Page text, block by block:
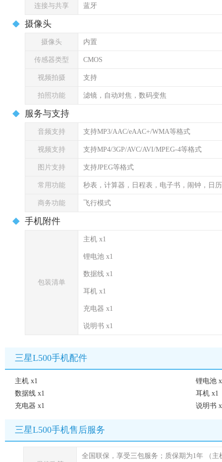
连接与共享 蓝牙
摄像头
摄像头 内置
传感器类型 CMOS
视频拍摄 支持
拍照功能 滤镜，自动对焦，数码变焦
服务与支持
音频支持 支持MP3/AAC/eAAC+/WMA等格式
视频支持 支持MP4/3GP/AVC/AVI/MPEG-4等格式
图片支持 支持JPEG等格式
常用功能 秒表，计算器，日程表，电子书，闹钟，日
商务功能 飞行模式
手机附件
包装清单
主机 x1
锂电池 x1
数据线 x1
耳机 x1
充电器 x1
说明书 x1
三星L500手机配件
主机 x1
锂电池
数据线 x1
耳机 x1
充电器 x1
说明书
三星L500手机售后服务
全国联保，享受三包服务；质保期为1年 （